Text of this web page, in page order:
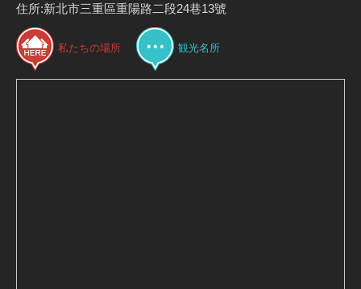
住所:新北市三重區重陽路二段24巷13號
私たちの場所 観光名所